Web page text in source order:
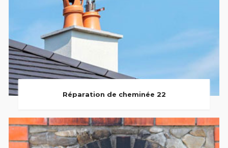
Réparation de cheminée 22